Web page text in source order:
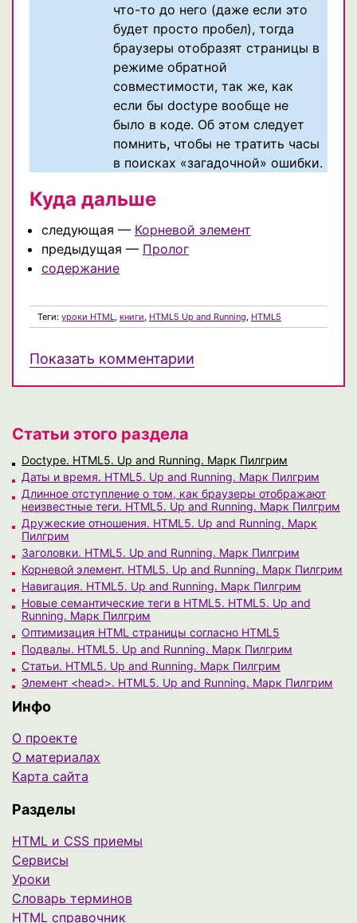
что-то до него (даже если это
будет просто пробел), тогда
браузеры отобразят страницы в
режиме обратной
совместимости, так же, как
если бы doctype вообще не
было в коде. Об этом следует
помнить, чтобы не тратить часы
в поисках «загадочной» ошибки.
Куда дальше
следующая — Корневой элемент
предыдущая — Пролог
содержание
Теги: уроки HTML, книги, HTML5 Up and Running, HTML5
Показать комментарии
Статьи этого раздела
Doctype. HTML5. Up and Running. Марк Пилгрим
Даты и время. HTML5. Up and Running. Марк Пилгрим
Длинное отступление о том, как браузеры отображают
неизвестные теги. HTML5. Up and Running. Марк Пилгрим
Дружеские отношения. HTML5. Up and Running. Марк
Пилгрим
Заголовки. HTML5. Up and Running. Марк Пилгрим
Корневой элемент. HTML5. Up and Running. Марк Пилгрим
Навигация. HTML5. Up and Running. Марк Пилгрим
Новые семантические теги в HTML5. HTML5. Up and
Running. Марк Пилгрим
Оптимизация HTML страницы согласно HTML5
Подвалы. HTML5. Up and Running. Марк Пилгрим
Статьи. HTML5. Up and Running. Марк Пилгрим
Элемент <head>. HTML5. Up and Running. Марк Пилгрим
Инфо
О проекте
О материалах
Карта сайта
Разделы
HTML и CSS приемы
Сервисы
Уроки
Cловарь терминов
HTML справочник